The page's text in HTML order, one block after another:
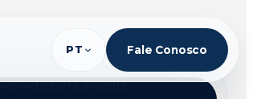
PT Fale Conosco